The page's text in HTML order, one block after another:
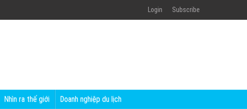
Login Subscribe
Nhìn ra thế giới Doanh nghiệp du lịch